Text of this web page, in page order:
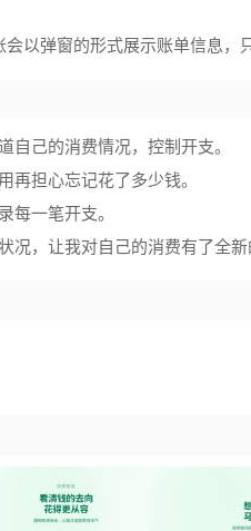
以弹窗的形式展示账单信息，
自己的消费情况，控制开支。
再担心忘记花了多少钱。
每一笔开支。
，让我对自己的消费有了全新